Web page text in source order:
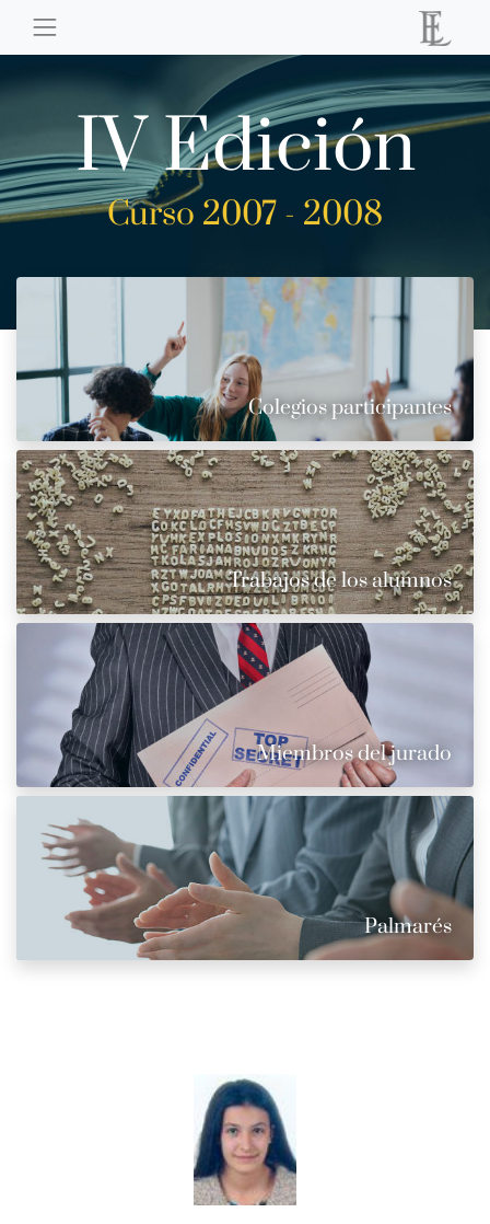
IV Edición
Curso 2007 - 2008
Colegios participantes
Trabajos de los alumnos
Miembros del jurado
Palmarés